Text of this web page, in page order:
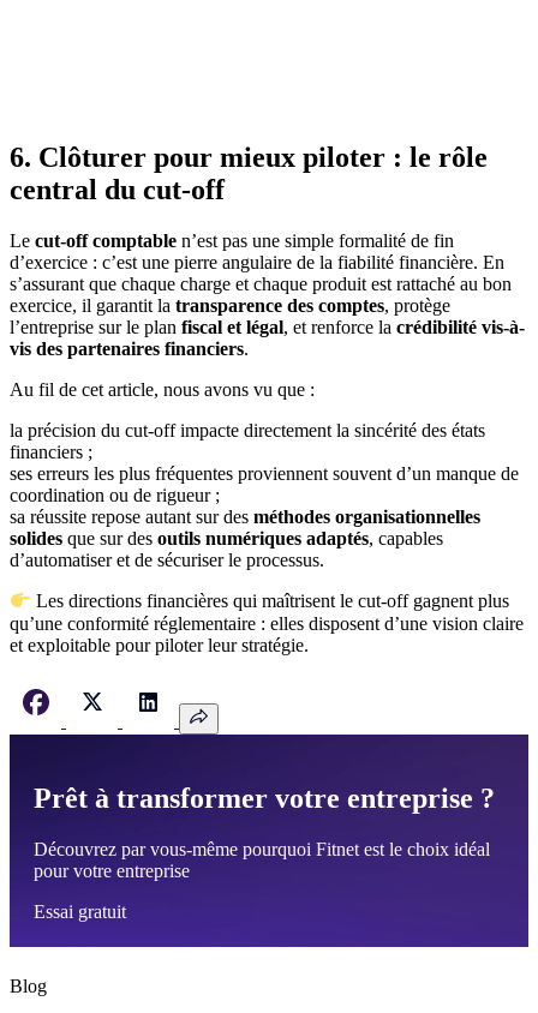
6. Clôturer pour mieux piloter : le rôle
central du cut-off
Le cut-off comptable n’est pas une simple formalité de fin
d’exercice : c’est une pierre angulaire de la fiabilité financière. En
s’assurant que chaque charge et chaque produit est rattaché au bon
exercice, il garantit la transparence des comptes, protège
l’entreprise sur le plan fiscal et légal, et renforce la crédibilité vis-à-
vis des partenaires financiers.
Au fil de cet article, nous avons vu que :
la précision du cut-off impacte directement la sincérité des états
financiers ;
ses erreurs les plus fréquentes proviennent souvent d’un manque de
coordination ou de rigueur ;
sa réussite repose autant sur des méthodes organisationnelles
solides que sur des outils numériques adaptés, capables
d’automatiser et de sécuriser le processus.
Les directions financières qui maîtrisent le cut-off gagnent plus
qu’une conformité réglementaire : elles disposent d’une vision claire
et exploitable pour piloter leur stratégie.
Prêt à transformer votre entreprise ?
Découvrez par vous-même pourquoi Fitnet est le choix idéal
pour votre entreprise
Essai gratuit
Blog